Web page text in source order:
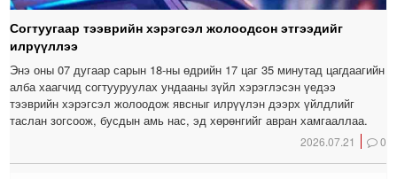
Согтуугаар тээврийн хэрэгсэл жолоодсон этгээдийг
илрүүллээ
Энэ оны 07 дугаар сарын 18-ны өдрийн 17 цаг 35 минутад цагдаагийн
алба хаагчид согтууруулах ундааны зүйл хэрэглэсэн үедээ
тээврийн хэрэгсэл жолоодож явсныг илрүүлэн дээрх үйлдлийг
таслан зогсоож, бусдын амь нас, эд хөрөнгийг авран хамгааллаа.
2026.07.21 0